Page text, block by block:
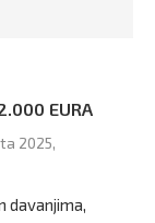
EURA
2025,
davanjima,